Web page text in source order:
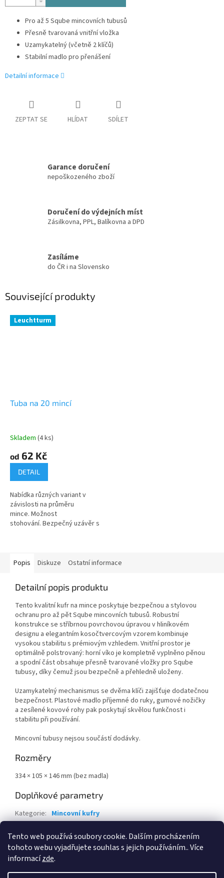
Tento web používá soubory cookie. Dalším procházením
tohoto webu vyjadřujete souhlas s jejich používáním.. Více
informacízde.
Pro až 5 Sqube mincovních tubusů
Přesně tvarovaná vnitřní vložka
Uzamykatelný (včetně 2 klíčů)
Stabilní madlo pro přenášení
Detailní informace
ZEPTAT SE HLÍDAT SDÍLET
Garance doručení
nepoškozeného zboží
Doručení do výdejních míst
Zásilkovna, PPL, Balíkovna a DPD
Zasíláme
do ČR i na Slovensko
Související produkty
Leuchtturm
Tuba na 20 mincí
Skladem (4 ks)
od 62 Kč
DETAIL
Nabídka různých variant v
závislosti na průměru
mince. Možnost
stohování. Bezpečný uzávěr s
Popis
Diskuze Ostatní informace
Detailní popis produktu
Tento kvalitní kufr na mince poskytuje bezpečnou a stylovou
ochranu pro až pět Sqube mincovních tubusů. Robustní
konstrukce se stříbrnou povrchovou úpravou v hliníkovém
designu a elegantním kosočtvercovým vzorem kombinuje
vysokou stabilitu s prémiovým vzhledem. Vnitřní prostor je
optimálně polstrovaný: horní víko je kompletně vyplněno pěnou
a spodní část obsahuje přesně tvarované vložky pro Sqube
tubusy, díky čemuž jsou bezpečně a přehledně uloženy.
Uzamykatelný mechanismus se dvěma klíči zajišťuje dodatečnou
bezpečnost. Plastové madlo příjemné do ruky, gumové nožičky
a zesílené kovové rohy pak poskytují skvělou funkčnost i
stabilitu při používání.
Mincovní tubusy nejsou součástí dodávky.
Rozměry
334 × 105 × 146 mm (bez madla)
Doplňkové parametry
Kategorie: Mincovní kufry
Hmotnost
0.2 kg